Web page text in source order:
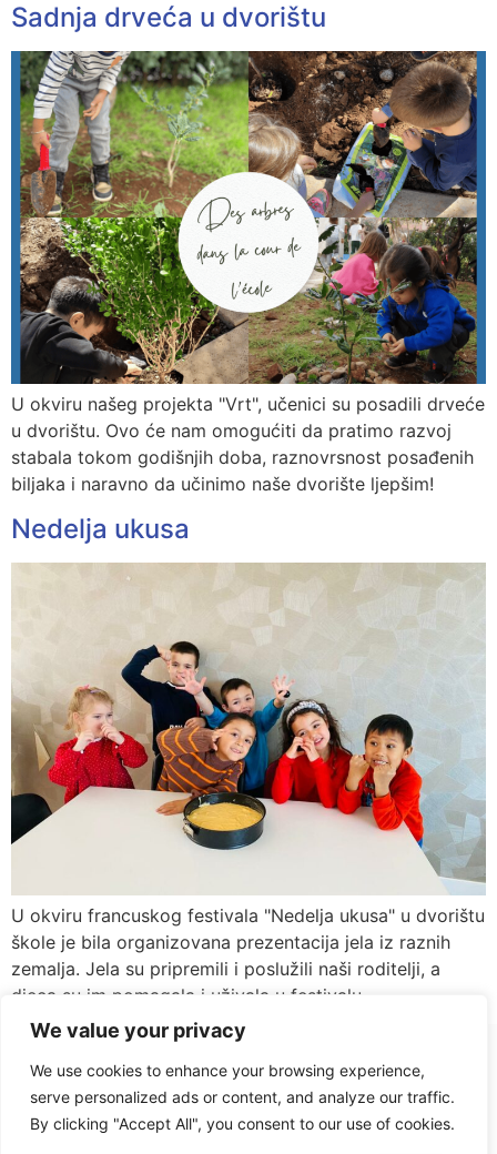
We value your privacy
We use cookies to enhance your browsing experience,
serve personalized ads or content, and analyze our traffic.
By clicking "Accept All", you consent to our use of cookies.
Sadnja drveća u dvorištu
U okviru našeg projekta "Vrt", učenici su posadili drveće
u dvorištu. Ovo će nam omogućiti da pratimo razvoj
stabala tokom godišnjih doba, raznovrsnost posađenih
biljaka i naravno da učinimo naše dvorište ljepšim!
Nedelja ukusa
U okviru francuskog festivala "Nedelja ukusa" u dvorištu
škole je bila organizovana prezentacija jela iz raznih
zemalja. Jela su pripremili i poslužili naši roditelji, a
djeca su im pomagala i uživala u festivalu.
+382 67 029 079